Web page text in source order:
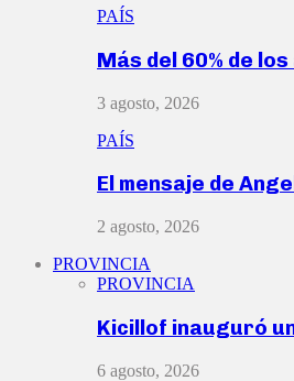
PAÍS
Más del 60% de
3 agosto, 2026
PAÍS
El mensaje de
2 agosto, 2026
PROVINCIA
PROVINCIA
Kicillof inauguró
6 agosto, 2026